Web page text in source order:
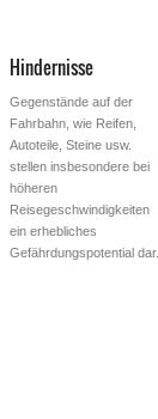
Hindernisse
Gegenstände auf der
Fahrbahn, wie Reifen,
Autoteile, Steine usw.
stellen insbesondere bei
höheren
Reisegeschwindigkeiten
ein erhebliches
Gefährdungspotential dar.